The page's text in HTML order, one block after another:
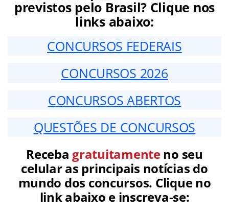
previstos pelo Brasil? Clique nos
links abaixo:
CONCURSOS FEDERAIS
CONCURSOS 2026
CONCURSOS ABERTOS
QUESTÕES DE CONCURSOS
Receba gratuitamenteno seu
celular as principais notícias do
mundo dos concursos. Clique no
link abaixo e inscreva-se: